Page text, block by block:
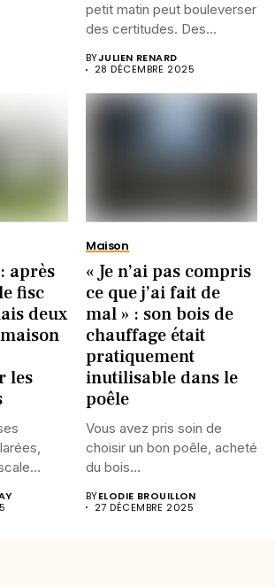
petit matin peut bouleverser
des certitudes. Des...
BYJULIEN RENARD
28 DÉCEMBRE 2025
après
fisc
deux
les
Maison
« Je n’ai pas compris
ce que j’ai fait de
mal » : son bois de
chauffage était
pratiquement
inutilisable dans le
poêle
Vous avez pris soin de
choisir un bon poêle, acheté
du bois...
BYELODIE BROUILLON
27 DÉCEMBRE 2025